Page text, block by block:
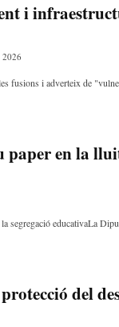
i
fusions i adverteix de
paper en la
segregació educativaLa
del